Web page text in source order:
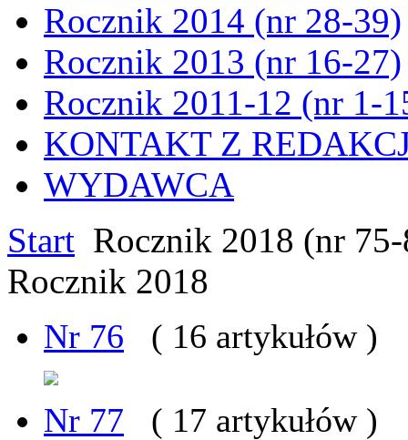
Rocznik 2014 (nr 28-39)
Rocznik 2013 (nr 16-27)
Rocznik 2011-12 (nr 1-
KONTAKT Z
WYDAWCA
Start Rocznik 2018 (nr
Rocznik 2018
Nr 76 ( 16 artykułów )
Nr 77 ( 17 artykułów )